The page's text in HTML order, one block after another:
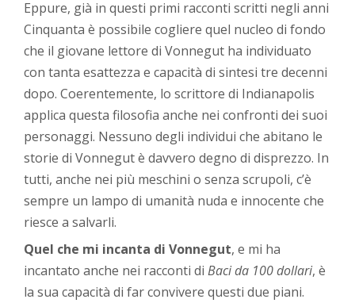
Eppure, già in questi primi racconti scritti negli anni
Cinquanta è possibile cogliere quel nucleo di fondo
che il giovane lettore di Vonnegut ha individuato
con tanta esattezza e capacità di sintesi tre decenni
dopo. Coerentemente, lo scrittore di Indianapolis
applica questa filosofia anche nei confronti dei suoi
personaggi. Nessuno degli individui che abitano le
storie di Vonnegut è davvero degno di disprezzo. In
tutti, anche nei più meschini o senza scrupoli, c’è
sempre un lampo di umanità nuda e innocente che
riesce a salvarli.
Quel che mi incanta di Vonnegut, e mi ha
incantato anche nei racconti diBaci da 100 dollari, è
la sua capacità di far convivere questi due piani.